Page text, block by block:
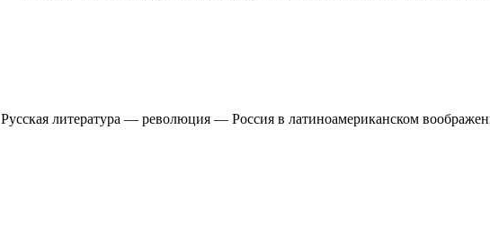
Русская литература — революция — Россия в латиноамериканском